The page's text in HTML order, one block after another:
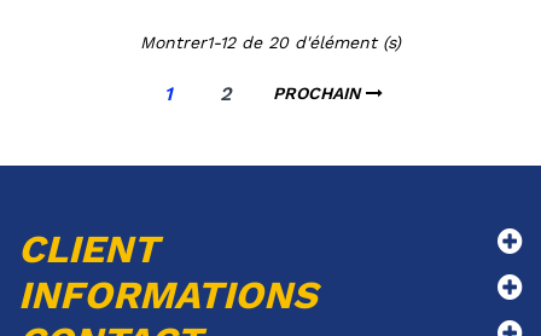
Montrer1-12 de 20 d'élément (s)
1 2 PROCHAIN
CLIENT
INFORMATIONS